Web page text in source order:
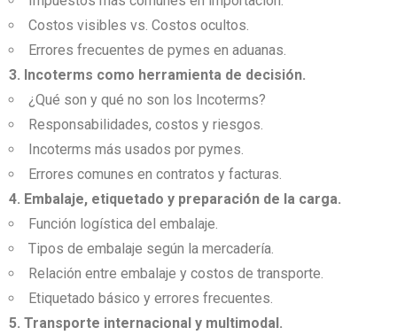
Costos visibles vs. Costos ocultos.
Errores frecuentes de pymes en aduanas.
3. Incoterms como herramienta de decisión.
¿Qué son y qué no son los Incoterms?
Responsabilidades, costos y riesgos.
Incoterms más usados por pymes.
Errores comunes en contratos y facturas.
4. Embalaje, etiquetado y preparación de la carga.
Función logística del embalaje.
Tipos de embalaje según la mercadería.
Relación entre embalaje y costos de transporte.
Etiquetado básico y errores frecuentes.
5. Transporte internacional y multimodal.